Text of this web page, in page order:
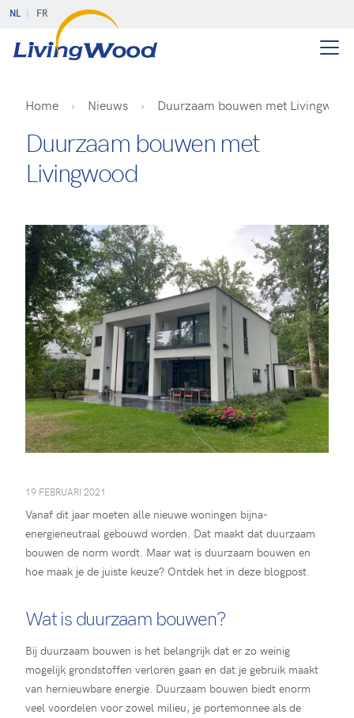
NL FR
Home Nieuws Duurzaam bouwen met Livingwood
Duurzaam bouwen met
Livingwood
19 FEBRUARI 2021
Vanaf dit jaar moeten alle nieuwe woningen bijna-
energieneutraal gebouwd worden. Dat maakt dat duurzaam
bouwen de norm wordt. Maar wat is duurzaam bouwen en
hoe maak je de juiste keuze? Ontdek het in deze blogpost.
Wat is duurzaam bouwen?
Bij duurzaam bouwen is het belangrijk dat er zo weinig
mogelijk grondstoffen verloren gaan en dat je gebruik maakt
van hernieuwbare energie. Duurzaam bouwen biedt enorm
veel voordelen voor zowel milieu, je portemonnee als de